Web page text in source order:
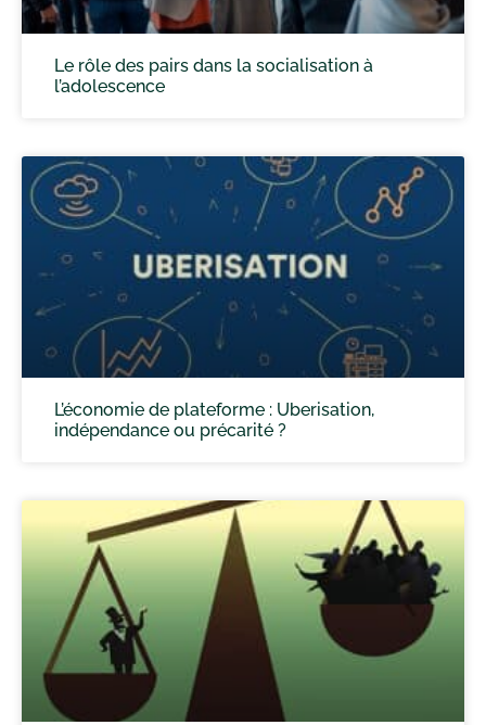
Le rôle des pairs dans la socialisation à
l’adolescence
L’économie de plateforme : Uberisation,
indépendance ou précarité ?